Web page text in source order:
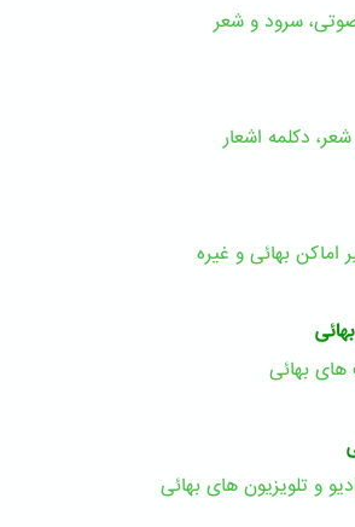
سرود و شعر
دکلمه اشعار
اماکن بهائی و غیره
بهائی
و تلویزیون های بهائی